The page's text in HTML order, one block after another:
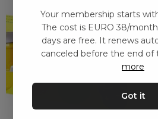
Your membership starts
The cost is EURO 38/
days are free. It renews
canceled before the end of
more
Got it